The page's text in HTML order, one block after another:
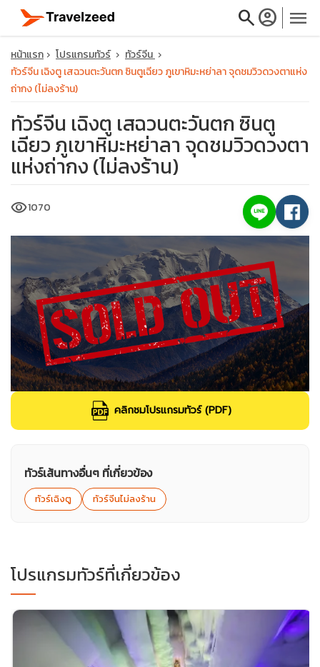
searchaccount_circle menu
travel_explore
calendar_month
หน้าแรก โปรแกรมทัวร์
ทัวร์จีน
ทัวร์จีน เฉิงตู เสฉวนตะวันตก ซินตูเฉียว ภูเขาหิมะหย่าลา จุดชมวิวดวงตาแห่ง
ถ่ากง (ไม่ลงร้าน)
ทัวร์จีน เฉิงตู เสฉวนตะวันตก ซินตู
เฉียว ภูเขาหิมะหย่าลา จุดชมวิวดวงตา
แห่งถ่ากง (ไม่ลงร้าน)
visibility1070
คลิกชมโปรแกรมทัวร์ (PDF)
ทัวร์เส้นทางอื่นๆ ที่เกี่ยวข้อง
ทัวร์เฉิงตู ทัวร์จีนไม่ลงร้าน
โปรแกรมทัวร์ที่เกี่ยวข้อง